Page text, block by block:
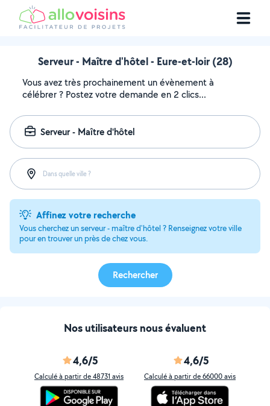
Serveur - Maître d'hôtel - Eure-et-loir (28)
Vous avez très prochainement un évènement à
célébrer ? Postez votre demande en 2 clics...
Serveur - Maître d'hôtel
Dans quelle ville ?
Affinez votre recherche
Vous cherchez un serveur - maître d'hôtel ? Renseignez votre ville
pour en trouver un près de chez vous.
Rechercher
Nos utilisateurs nous évaluent
4,6/5
Calculé à partir de 48731 avis
4,6/5
Calculé à partir de 66000 avis